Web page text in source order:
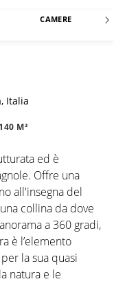
CAMERE
Italia
140 M²
ed è
Offre una
all'insegna del
collina da dove
a 360 gradi,
è l’elemento
la sua quasi
natura e le